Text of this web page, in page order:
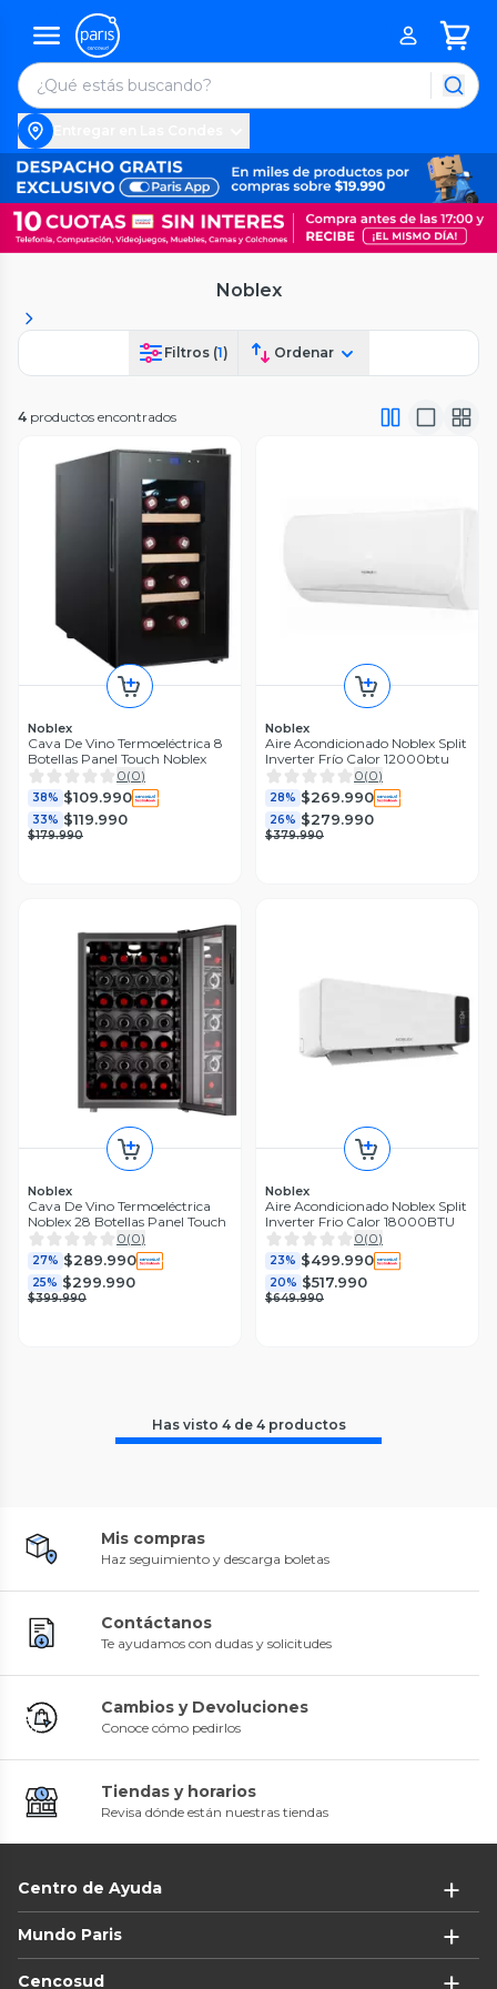
Noblex
Filtros (1) Ordenar
4 productos encontrados
Noblex
Cava De Vino Termoeléctrica 8
Botellas Panel Touch Noblex
0(0)
38% $109.990
33% $119.990
$179.990
Noblex
Aire Acondicionado Noblex Split
Inverter Frío Calor 12000btu
0(0)
28% $269.990
26% $279.990
$379.990
Noblex
Cava De Vino Termoeléctrica
Noblex 28 Botellas Panel Touch
0(0)
27% $289.990
25% $299.990
$399.990
Noblex
Aire Acondicionado Noblex Split
Inverter Frio Calor 18000BTU
0(0)
23% $499.990
20% $517.990
$649.990
Has visto 4de 4 productos
Mis compras
Haz seguimiento y descarga boletas
Contáctanos
Te ayudamos con dudas y solicitudes
Cambios y Devoluciones
Conoce cómo pedirlos
Tiendas y horarios
Revisa dónde están nuestras tiendas
Centro de Ayuda
Mundo Paris
Cencosud